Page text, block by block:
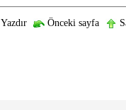
Yazdır Önceki sayfa